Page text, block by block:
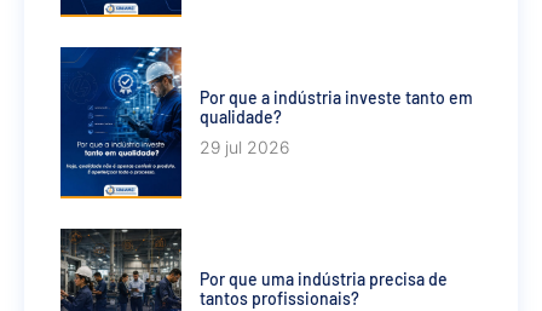
Por que a indústria investe tanto em
qualidade?
29 jul 2026
Por que uma indústria precisa de
tantos profissionais?